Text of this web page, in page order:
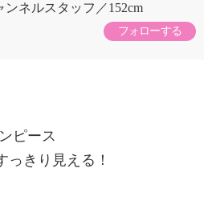
ンネルスタッフ
152cm
フォローする
ピース
きり見える！